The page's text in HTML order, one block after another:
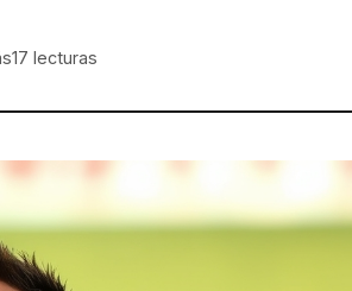
17 lecturas